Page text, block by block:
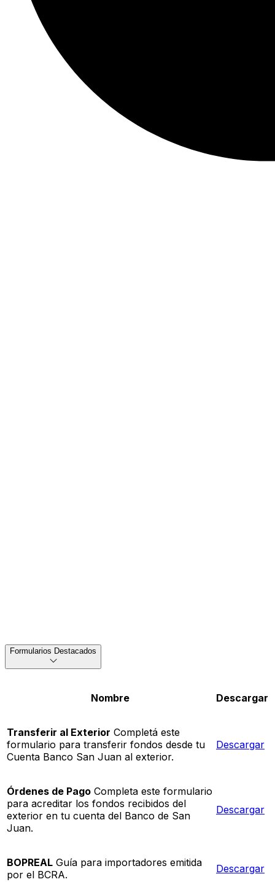
Formularios Destacados
Nombre Descargar
Transferir al Exterior Completá este
formulario para transferir fondos desde tu
Cuenta Banco San Juan al exterior.
Descargar
Órdenes de Pago Completa este formulario
para acreditar los fondos recibidos del
exterior en tu cuenta del Banco de San
Juan.
Descargar
BOPREAL Guía para importadores emitida
por el BCRA.
Descargar